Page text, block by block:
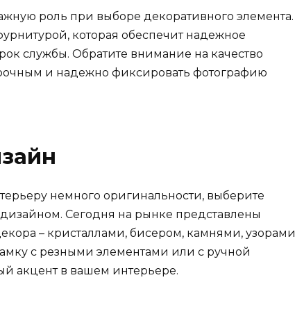
роль при выборе декоративного элемента.
которая обеспечит надежное
службы. Обратите внимание на качество
и надежно фиксировать фотографию
немного оригинальности, выберите
Сегодня на рынке представлены
– кристаллами, бисером, камнями, узорами
с резными элементами или с ручной
акцент в вашем интерьере.